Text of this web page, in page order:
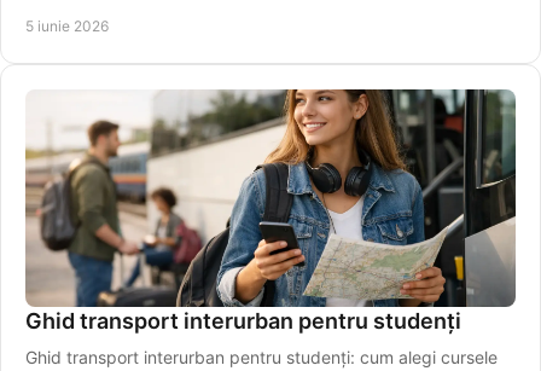
5 iunie 2026
Ghid transport interurban pentru studenți
Ghid transport interurban pentru studenți: cum alegi cursele